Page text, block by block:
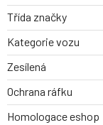
Třída značky
Kategorie vozu
Zesílená
Ochrana ráfku
Homologace eshop